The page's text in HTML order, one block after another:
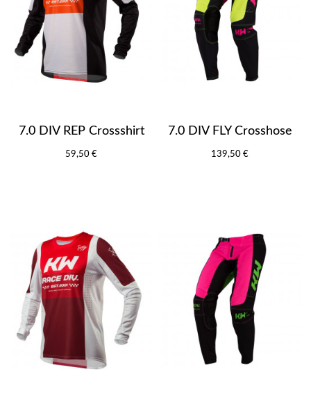
7.0 DIV REP Crossshirt
59,50 €
7.0 DIV FLY Crosshose
139,50 €